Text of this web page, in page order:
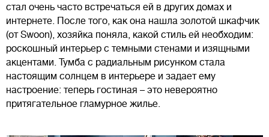
стал очень часто встречаться ей в других домах и
интернете. После того, как она нашла золотой шкафчик
(от Swoon), хозяйка поняла, какой стиль ей необходим:
роскошный интерьер с темными стенами и изящными
акцентами. Тумба с радиальным рисунком стала
настоящим солнцем в интерьере и задает ему
настроение: теперь гостиная – это невероятно
притягательное гламурное жилье.